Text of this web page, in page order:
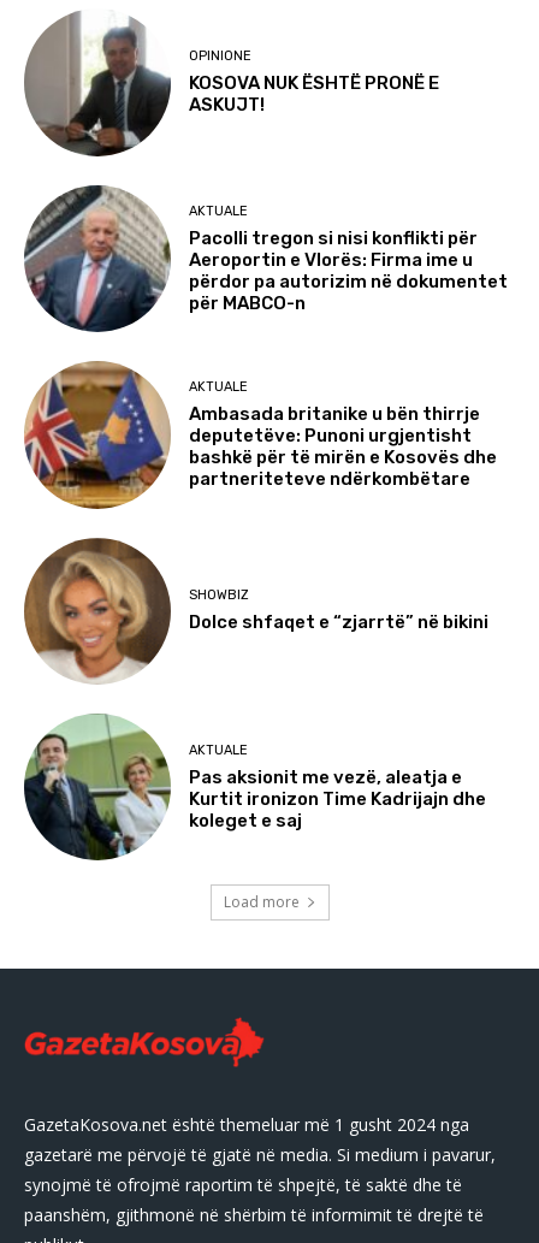
OPINIONE
KOSOVA NUK ËSHTË PRONË E
ASKUJT!
AKTUALE
Pacolli tregon si nisi konflikti për
Aeroportin e Vlorës: Firma ime u
përdor pa autorizim në dokumentet
për MABCO-n
AKTUALE
Ambasada britanike u bën thirrje
deputetëve: Punoni urgjentisht
bashkë për të mirën e Kosovës dhe
partneriteteve ndërkombëtare
SHOWBIZ
Dolce shfaqet e “zjarrtë” në bikini
AKTUALE
Pas aksionit me vezë, aleatja e
Kurtit ironizon Time Kadrijajn dhe
koleget e saj
Load more
GazetaKosova.net është themeluar më 1 gusht 2024 nga
gazetarë me përvojë të gjatë në media. Si medium i pavarur,
synojmë të ofrojmë raportim të shpejtë, të saktë dhe të
paanshëm, gjithmonë në shërbim të informimit të drejtë të